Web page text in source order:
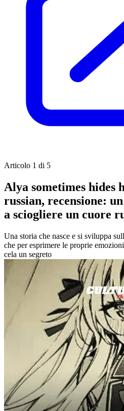
Articolo 1 di 5
Alya sometimes hides
russian, recensione:
a sciogliere un cuore
Una storia che nasce e si sviluppa
che per esprimere le proprie
cela un segreto